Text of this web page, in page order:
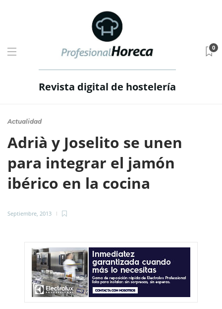
Revista digital de hostelería
0
Actualidad
Adrià y Joselito se unen
para integrar el jamón
ibérico en la cocina
Septiembre, 2013